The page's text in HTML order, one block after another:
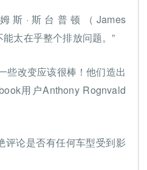
斯·斯台普顿（James
太在乎整个排放问题。”
些改变应该很棒！他们造出
用户Anthony Rognvald
评论是否有任何车型受到影